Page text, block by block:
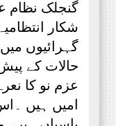
گنجلک نظام
شکار
گہرائیوں
حالات کے
عزم نو کا
امیں ہیں